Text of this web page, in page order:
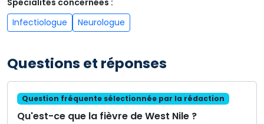
Spécialités concernées :
Infectiologue
Neurologue
Questions et réponses
Question fréquente sélectionnée par la rédaction
Qu'est-ce que la fièvre de West Nile ?